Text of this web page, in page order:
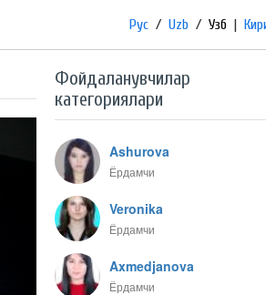
Рус / Uzb / Узб |
Фойдаланувчилар
категориялари
Ashurova
Ёрдамчи
Veronika
Ёрдамчи
Axmedjanova
Ёрдамчи